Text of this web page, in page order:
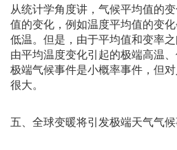
从统计学角度讲，气候平均值的
值的变化，例如温度平均值的变化
低温。但是，由于平均值和变率
由平均温度变化引起的极端高温、
极端气候事件是小概率事件，但
很大。
五、全球变暖将引发极端天气气